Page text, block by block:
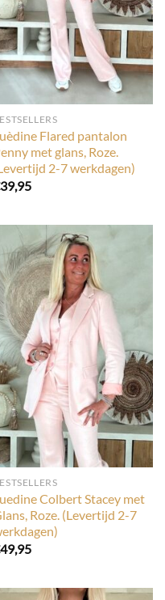
Flared pantalon
met glans, Roze.
2-7 werkdagen)
39,95
Colbert Stacey met
Roze. (Levertijd 2-7
49,95